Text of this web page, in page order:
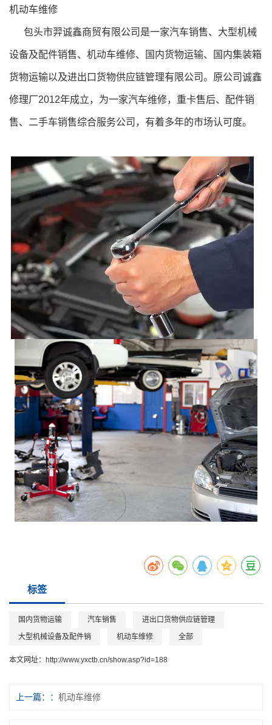
机动车维修
包头市羿诚鑫商贸有限公司是一家汽车销售、大型机械
设备及配件销售、机动车维修、国内货物运输、国内集装箱
货物运输以及进出口货物供应链管理有限公司。原公司诚鑫
修理厂2012年成立，为一家汽车维修，重卡售后、配件销
售、二手车销售综合服务公司，有着多年的市场认可度。
标签
国内货物运输 汽车销售
进出口货物供应链管理
大型机械设备及配件销
机动车维修 全部
本文网址： http://www.yxctb.cn/show.asp?id=188
上一篇： 机动车维修